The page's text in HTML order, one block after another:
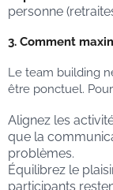
personne
3. Comment
Le team building
être ponctuel.
Alignez les
que la
problèmes.
Équilibrez le
participants